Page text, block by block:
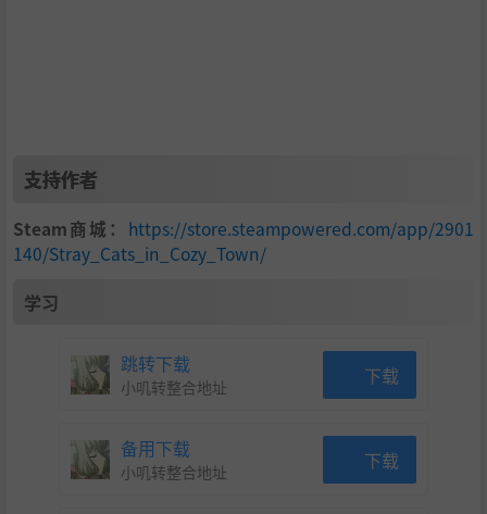
支持作者
Steam商城： https://store.steampowered.com/app/2901
140/Stray_Cats_in_Cozy_Town/
学习
跳转下载
小叽转整合地址 下载
备用下载
小叽转整合地址 下载